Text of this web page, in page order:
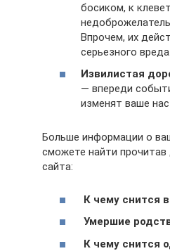
босиком, к
Впрочем, их
серьезного вреда.
Извилистая
— впереди
изменят ваше
Больше информации о
сможете найти прочитав
сайта:
К чему снится
Умершие
К чему снится